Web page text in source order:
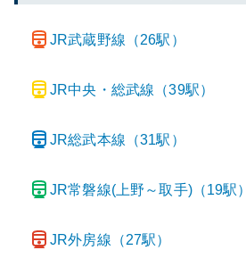
JR武蔵野線 （26駅）
JR中央・総武線 （39駅）
JR総武本線 （31駅）
JR常磐線(上野～取手)（19駅）
JR外房線 （27駅）